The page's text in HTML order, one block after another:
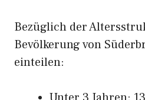
Bezüglich der
Bevölkerung von
einteilen: